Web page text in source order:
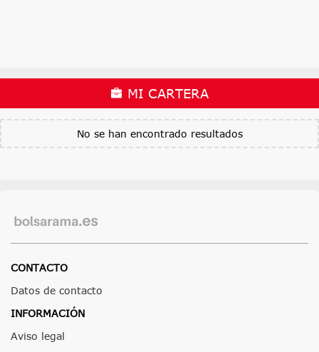
MI CARTERA
No se han encontrado resultados
CONTACTO
Datos de contacto
INFORMACIÓN
Aviso legal